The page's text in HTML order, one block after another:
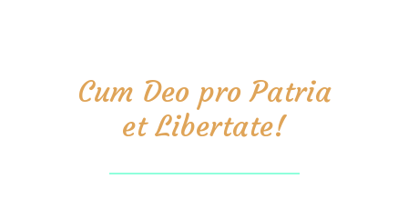
Cum Deo pro Patria
et Libertate!